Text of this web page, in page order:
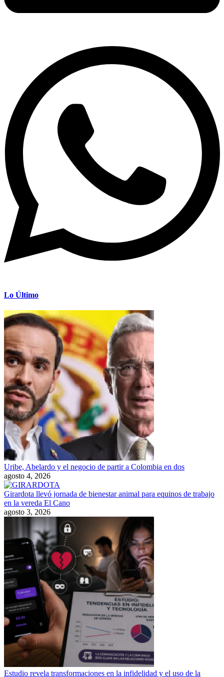
Lo Último
Uribe, Abelardo y el negocio de partir a Colombia en dos
agosto 4, 2026
Girardota llevó jornada de bienestar animal para equinos de trabajo
en la vereda El Cano
agosto 3, 2026
Estudio revela transformaciones en la infidelidad y el uso de la